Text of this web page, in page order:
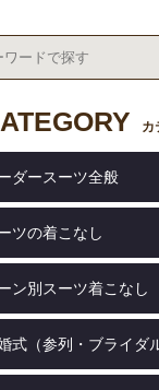
カ
ダースーツ全般
ツの着こなし
ン別スーツ着こなし
式（参列・ブライダ